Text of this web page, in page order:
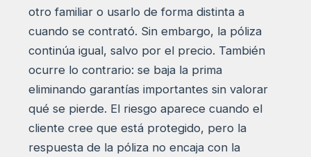
otro familiar o usarlo de forma distinta a
cuando se contrató. Sin embargo, la póliza
continúa igual, salvo por el precio. También
ocurre lo contrario: se baja la prima
eliminando garantías importantes sin valorar
qué se pierde. El riesgo aparece cuando el
cliente cree que está protegido, pero la
respuesta de la póliza no encaja con la